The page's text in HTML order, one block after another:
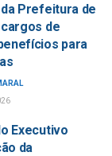
Prefeitura de
de
para
Executivo
da